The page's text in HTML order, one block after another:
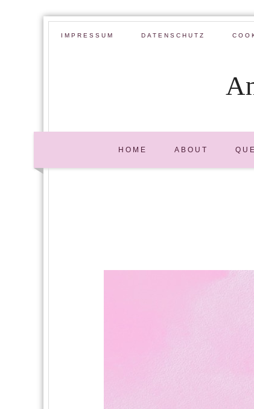
IMPRESSUM DATENSCHUTZ
HOME ABOUT